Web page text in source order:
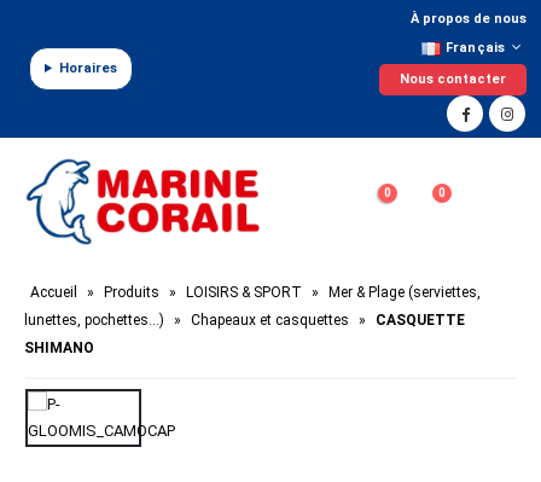
Horaires
À propos de nous
Français
Nous contacter
0 0
Accueil » Produits » LOISIRS & SPORT »
Mer & Plage (serviettes,
lunettes, pochettes…)
» Chapeaux et casquettes »
CASQUETTE
SHIMANO